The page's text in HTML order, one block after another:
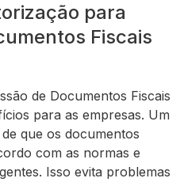
para
Fiscais
de Documentos Fiscais
para as empresas. Um
que os documentos
com as normas e
Isso evita problemas